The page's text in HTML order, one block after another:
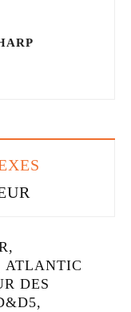
ATLANTIC
DES